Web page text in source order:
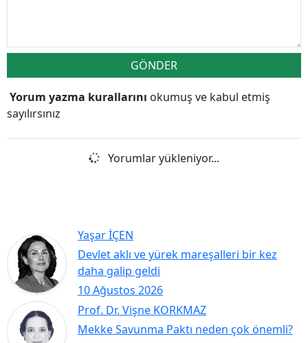
GÖNDER
Yorum yazma kurallarını okumuş ve kabul etmiş
sayılırsınız
Yorumlar yükleniyor...
Yaşar İÇEN
10 Ağustos 2026
Devlet aklı ve yürek mareşalleri bir kez
daha galip geldi
Prof. Dr. Vişne KORKMAZ
Mekke Savunma Paktı neden çok önemli?